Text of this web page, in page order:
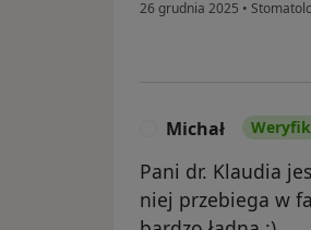
26 grudnia 2025 •
Michał
Pani dr. Klaudia
niej przebiega w